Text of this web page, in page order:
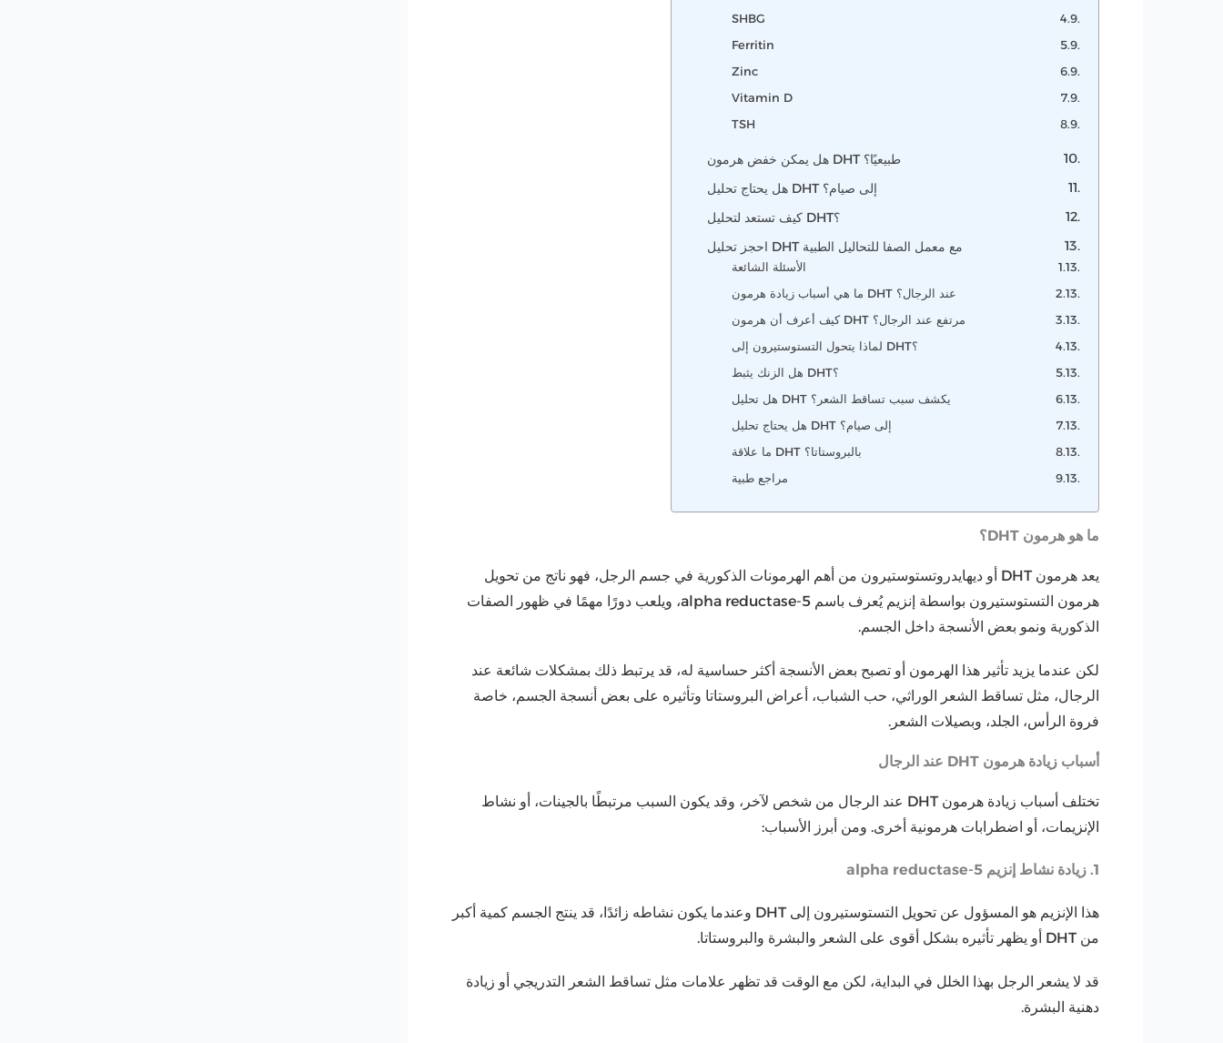
SHBG
Ferritin
Zinc
Vitamin D
TSH
هل يمكن خفض هرمون DHT طبيعيًا؟
هل يحتاج تحليل DHT إلى صيام؟
كيف تستعد لتحليل DHT؟
احجز تحليل DHT مع معمل الصفا للتحاليل الطبية
الأسئلة الشائعة
ما هي أسباب زيادة هرمون DHT عند الرجال؟
كيف أعرف أن هرمون DHT مرتفع عند الرجال؟
لماذا يتحول التستوستيرون إلى DHT؟
هل الزنك يثبط DHT؟
هل تحليل DHT يكشف سبب تساقط الشعر؟
هل يحتاج تحليل DHT إلى صيام؟
ما علاقة DHT بالبروستاتا؟
مراجع طبية
ما هو هرمون DHT؟
يعد هرمون DHT أو ديهايدروتستوستيرون من أهم الهرمونات الذكورية في جسم الرجل، فهو ناتج من تحويل
هرمون التستوستيرون بواسطة إنزيم يُعرف باسم 5-alpha reductase، ويلعب دورًا مهمًا في ظهور الصفات
الذكورية ونمو بعض الأنسجة داخل الجسم.
لكن عندما يزيد تأثير هذا الهرمون أو تصبح بعض الأنسجة أكثر حساسية له، قد يرتبط ذلك بمشكلات شائعة عند
الرجال، مثل تساقط الشعر الوراثي، حب الشباب، أعراض البروستاتا وتأثيره على بعض أنسجة الجسم، خاصة
فروة الرأس، الجلد، وبصيلات الشعر.
أسباب زيادة هرمون DHT عند الرجال
تختلف أسباب زيادة هرمون DHT عند الرجال من شخص لآخر، وقد يكون السبب مرتبطًا بالجينات، أو نشاط
الإنزيمات، أو اضطرابات هرمونية أخرى. ومن أبرز الأسباب:
1. زيادة نشاط إنزيم 5-alpha reductase
هذا الإنزيم هو المسؤول عن تحويل التستوستيرون إلى DHT وعندما يكون نشاطه زائدًا، قد ينتج الجسم كمية أكبر
من DHT أو يظهر تأثيره بشكل أقوى على الشعر والبشرة والبروستاتا.
قد لا يشعر الرجل بهذا الخلل في البداية، لكن مع الوقت قد تظهر علامات مثل تساقط الشعر التدريجي أو زيادة
دهنية البشرة.